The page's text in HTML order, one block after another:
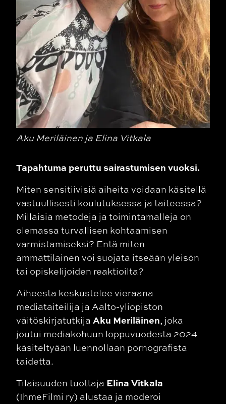
Aku Meriläinen ja Elina Vitkala
Tapahtuma peruttu sairastumisen vuoksi.
Miten sensitiivisiä aiheita voidaan käsitellä
vastuullisesti koulutuksessa ja taiteessa?
Millaisia metodeja ja toimintamalleja on
olemassa turvallisen kohtaamisen
varmistamiseksi? Entä miten
ammattilainen voi suojata itseään yleisön
tai opiskelijoiden reaktioilta?
Aiheesta keskustelee vieraana
mediataiteilija ja Aalto-yliopiston
väitöskirjatutkija Aku Meriläinen, joka
joutui mediakohuun loppuvuodesta 2024
käsiteltyään luennollaan pornografista
taidetta.
Tilaisuuden tuottaja Elina Vitkala
(IhmeFilmi ry) alustaa ja moderoi